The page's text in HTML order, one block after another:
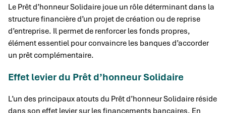
Le Prêt d’honneur Solidaire joue un rôle déterminant dans la
structure financière d’un projet de création ou de reprise
d’entreprise. Il permet de renforcer les fonds propres,
élément essentiel pour convaincre les banques d’accorder
un prêt complémentaire.
Effet levier du Prêt d’honneur Solidaire
L’un des principaux atouts du Prêt d’honneur Solidaire réside
dans son effet levier sur les financements bancaires. En